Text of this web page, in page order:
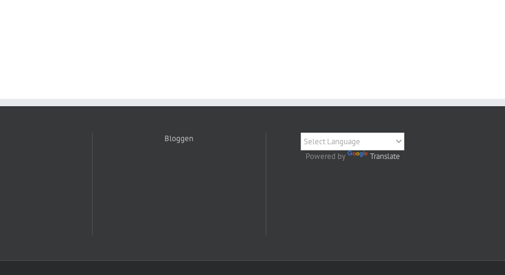
Bloggen
Powered by
Translate